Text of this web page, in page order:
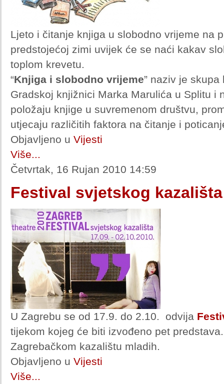
Ljeto i čitanje knjiga u slobodno vrijeme na
predstojećoj zimi uvijek će se naći kakav
toplom krevetu.
“Knjiga i slobodno vrijeme” naziv je
Gradskoj knjižnici Marka Marulića u Splitu i
položaju knjige u suvremenom društvu,
utjecaju različitih faktora na čitanje i
Objavljeno u Vijesti
Više...
Četvrtak, 16 Rujan 2010 14:59
Festival svjetskog
U Zagrebu se od 17.9. do 2.10. odvija
tijekom kojeg će biti izvođeno pet
Zagrebačkom kazalištu mladih.
Objavljeno u Vijesti
Više...